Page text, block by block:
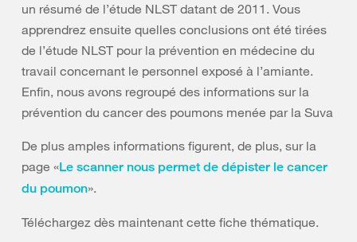
un résumé de l’étude NLST datant de 2011. Vous
apprendrez ensuite quelles conclusions ont été tirées
de l’étude NLST pour la prévention en médecine du
travail concernant le personnel exposé à l’amiante.
Enfin, nous avons regroupé des informations sur la
prévention du cancer des poumons menée par la Suva
De plus amples informations figurent, de plus, sur la
page «Le scanner nous permet de dépister le cancer
du poumon».
Téléchargez dès maintenant cette fiche thématique.